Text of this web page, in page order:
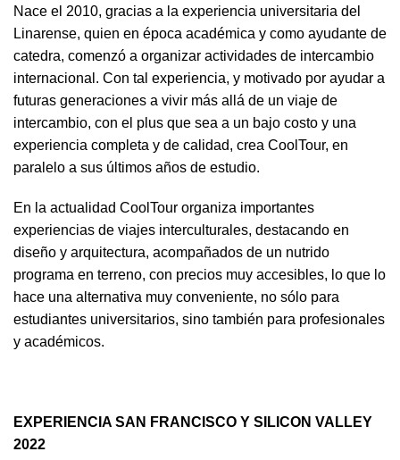
Nace el 2010, gracias a la experiencia universitaria del
Linarense, quien en época académica y como ayudante de
catedra, comenzó a organizar actividades de intercambio
internacional. Con tal experiencia, y motivado por ayudar a
futuras generaciones a vivir más allá de un viaje de
intercambio, con el plus que sea a un bajo costo y una
experiencia completa y de calidad, crea CoolTour, en
paralelo a sus últimos años de estudio.
En la actualidad CoolTour organiza importantes
experiencias de viajes interculturales, destacando en
diseño y arquitectura, acompañados de un nutrido
programa en terreno, con precios muy accesibles, lo que lo
hace una alternativa muy conveniente, no sólo para
estudiantes universitarios, sino también para profesionales
y académicos.
EXPERIENCIA SAN FRANCISCO Y SILICON VALLEY
2022